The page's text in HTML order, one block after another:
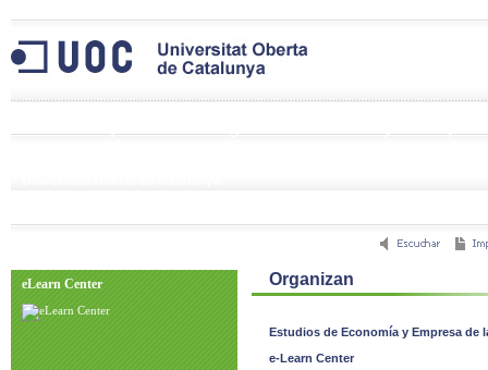
eLearn Center Organizan
Estudios de Economía y Empresa de
e-Learn Center